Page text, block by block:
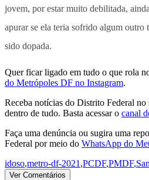
jovem, por estar muito debilitada,
apurar se ela teria sofrido algum outro
sido dopada.
Quer ficar ligado em tudo o que rola
do Metrópoles DF no Instagram.
Receba notícias do Distrito Federal
dentro de tudo. Basta acessar o canal
Faça uma denúncia ou sugira uma
Federal por meio do WhatsApp do
idoso,metro-df-2021 ,PCDF,PMDF,
Ver Comentários